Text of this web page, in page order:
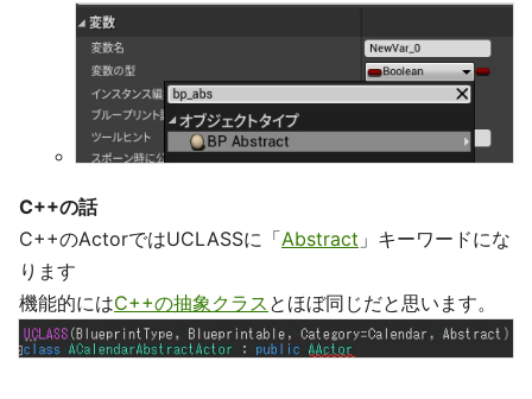
C++の話
C++のActorではUCLASSに「Abstract 」キーワードにな
ります
機能的にはC++の抽象クラス とほぼ同じだと思います。